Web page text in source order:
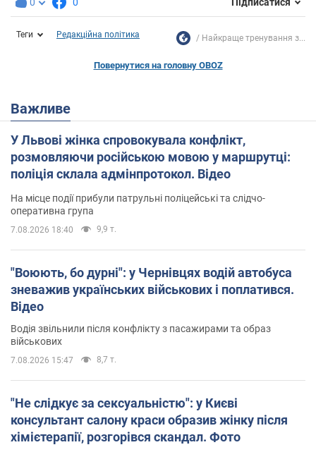
Теги Редакційна політика Найкраще тренування з...
Повернутися на головну OBOZ
Важливе
У Львові жінка спровокувала конфлікт,
розмовляючи російською мовою у маршрутці:
поліція склала адмінпротокол. Відео
На місце події прибули патрульні поліцейські та слідчо-
оперативна група
7.08.2026 18:40 9,9 т.
"Воюють, бо дурні": у Чернівцях водій автобуса
зневажив українських військових і поплатився.
Відео
Водія звільнили після конфлікту з пасажирами та образ
військових
7.08.2026 15:47 8,7 т.
"Не слідкує за сексуальністю": у Києві
консультант салону краси образив жінку після
хімієтерапії, розгорівся скандал. Фото